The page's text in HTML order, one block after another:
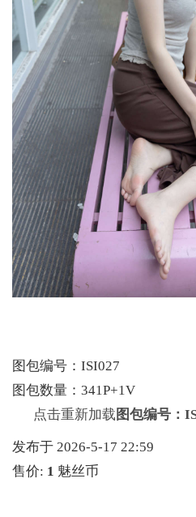
图包编号：ISI027
图包数量：341P+1V
点击重新加载 图包编号：
发布于 2026-5-17 22:59
售价: 1 魅丝币